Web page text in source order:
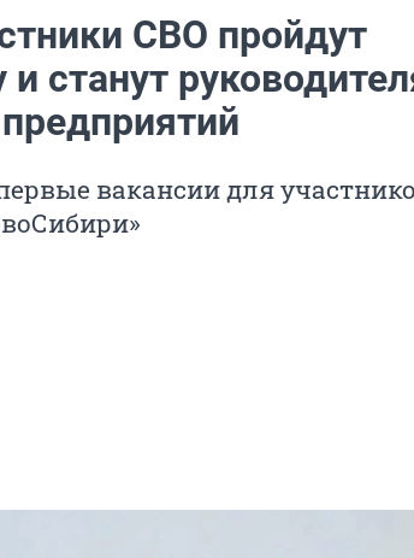
СВО пройдут
и станут
вакансии для